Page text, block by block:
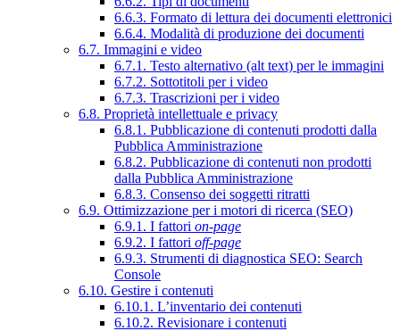
6.6.3. Formato di lettura dei documenti elettronici
6.6.4. Modalità di produzione dei documenti
6.7. Immagini e video
6.7.1. Testo alternativo (alt text) per le immagini
6.7.2. Sottotitoli per i video
6.7.3. Trascrizioni per i video
6.8. Proprietà intellettuale e privacy
6.8.1. Pubblicazione di contenuti prodotti dalla
Pubblica Amministrazione
6.8.2. Pubblicazione di contenuti non prodotti
dalla Pubblica Amministrazione
6.8.3. Consenso dei soggetti ritratti
6.9. Ottimizzazione per i motori di ricerca (SEO)
6.9.1. I fattori on-page
6.9.2. I fattori off-page
6.9.3. Strumenti di diagnostica SEO: Search
Console
6.10. Gestire i contenuti
6.10.1. L’inventario dei contenuti
6.10.2. Revisionare i contenuti